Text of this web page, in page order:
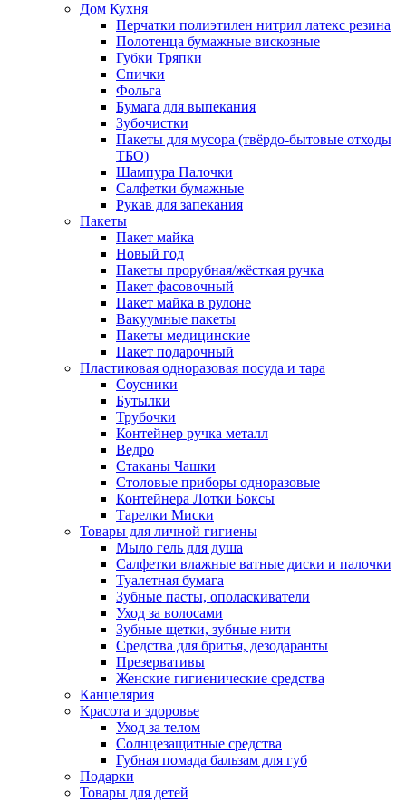
Дом Кухня
Перчатки полиэтилен нитрил латекс резина
Полотенца бумажные вискозные
Губки Тряпки
Спички
Фольга
Бумага для выпекания
Зубочистки
Пакеты для мусора (твёрдо-бытовые отходы
ТБО)
Шампура Палочки
Салфетки бумажные
Рукав для запекания
Пакеты
Пакет майка
Новый год
Пакеты прорубная/жёсткая ручка
Пакет фасовочный
Пакет майка в рулоне
Вакуумные пакеты
Пакеты медицинские
Пакет подарочный
Пластиковая одноразовая посуда и тара
Соусники
Бутылки
Трубочки
Контейнер ручка металл
Ведро
Стаканы Чашки
Столовые приборы одноразовые
Контейнера Лотки Боксы
Тарелки Миски
Товары для личной гигиены
Мыло гель для душа
Салфетки влажные ватные диски и палочки
Туалетная бумага
Зубные пасты, ополаскиватели
Уход за волосами
Зубные щетки, зубные нити
Средства для бритья, дезодаранты
Презервативы
Женские гигиенические средства
Канцелярия
Красота и здоровье
Уход за телом
Солнцезащитные средства
Губная помада бальзам для губ
Подарки
Товары для детей